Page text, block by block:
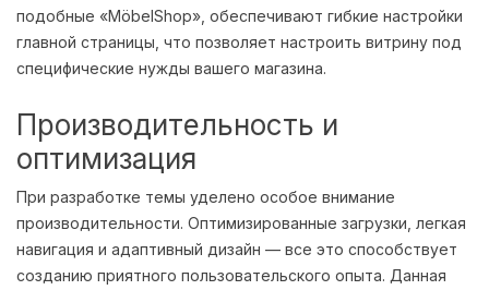
подобные «MöbelShop», обеспечивают гибкие настройки
главной страницы, что позволяет настроить витрину под
специфические нужды вашего магазина.
Производительность и
оптимизация
При разработке темы уделено особое внимание
производительности. Оптимизированные загрузки, легкая
навигация и адаптивный дизайн — все это способствует
созданию приятного пользовательского опыта. Данная